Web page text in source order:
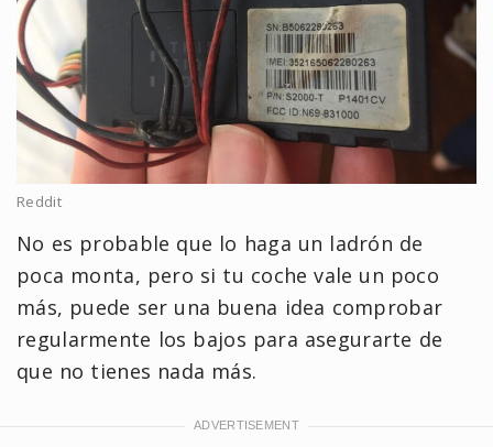
Reddit
No es probable que lo haga un ladrón de
poca monta, pero si tu coche vale un poco
más, puede ser una buena idea comprobar
regularmente los bajos para asegurarte de
que no tienes nada más.